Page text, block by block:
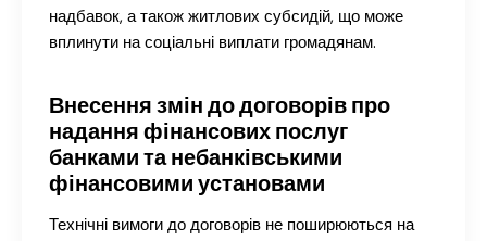
надбавок, а також житлових субсидій, що може
вплинути на соціальні виплати громадянам.
Внесення змін до договорів про
надання фінансових послуг
банками та небанківськими
фінансовими установами
Технічні вимоги до договорів не поширюються на